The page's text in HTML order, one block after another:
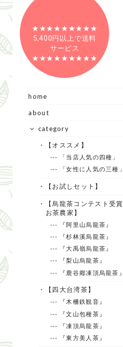
★★★★★★★★★
5,400円以上で送料
サービス
★★★★★★★★★
home
about
category
・【オススメ】
--- 「当店人気の四種」
--- 「女性に人気の三種」
・【お試しセット】
・【烏龍茶コンテスト受賞
お茶農家】
--- 『阿里山烏龍茶』
--- 『杉林溪烏龍茶』
--- 『大禹嶺烏龍茶』
--- 『梨山烏龍茶』
--- 『鹿谷鄕凍頂烏龍茶』
・【四大台湾茶】
--- 『木柵鉄観音』
--- 『文山包種茶』
--- 『凍頂烏龍茶』
--- 『東方美人茶』